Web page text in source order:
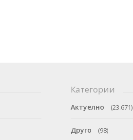
Категории
Актуелно (23.671)
Друго (98)